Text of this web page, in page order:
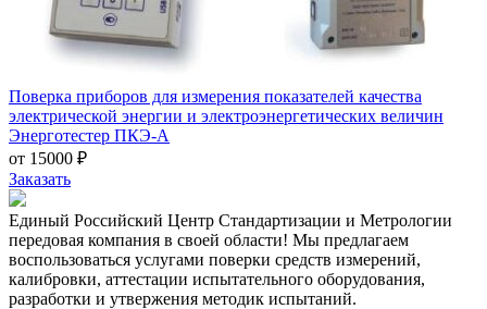
Поверка приборов для измерения показателей качества
электрической энергии и электроэнергетических величин
Энерготестер ПКЭ-А
от 15000 ₽
Заказать
Единый Российский Центр Стандартизации и Метрологии
передовая компания в своей области! Мы предлагаем
воспользоваться услугами поверки средств измерений,
калибровки, аттестации испытательного оборудования,
разработки и утвержения методик испытаний.